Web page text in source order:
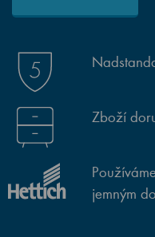
Zboží
jemným